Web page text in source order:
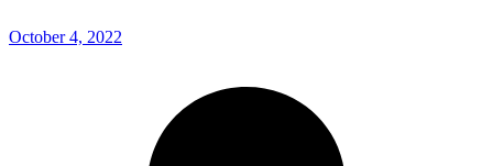
October 4, 2022